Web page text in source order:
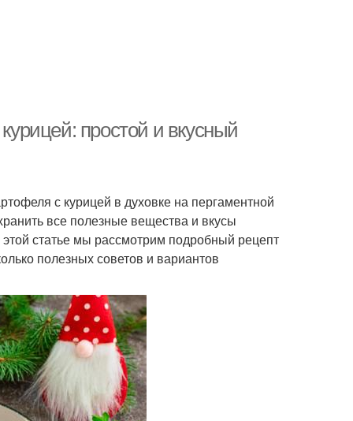
простой и вкусный
с курицей в духовке на пергаментной
все полезные вещества и вкусы
статье мы рассмотрим подробный рецепт
полезных советов и вариантов